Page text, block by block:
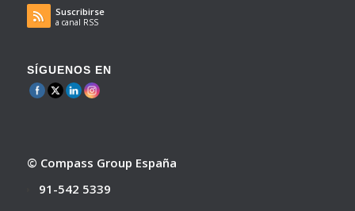
Suscribirse
a canal RSS
SÍGUENOS EN
© Compass Group España
91-542 5339